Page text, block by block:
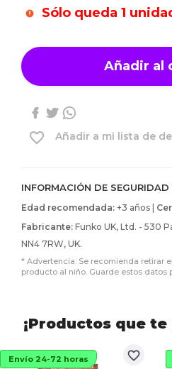
Sólo queda 1
Añadir al
favorite_border Añadir a mi lista de
INFORMACIÓN DE
Edad recomendada: +3 años |
Fabricante: Funko UK, Ltd. - 530
NN4 7RW, UK.
* Advertencia: Se recomienda retirar
producto al niño. Guarde estos datos
¡Productos que
favorite_border
Envío 24-72 horas